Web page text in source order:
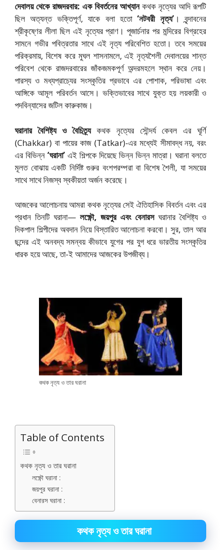
দেবালয় থেকে রাজদরবার: এক বিবর্তনের আখ্যানকথক নৃত্যের আদি রূপটি
ছিল অত্যন্ত ভক্তিপূর্ণ, যাকে বলা হতো‘নটবরী নৃত্য’। বৃন্দাবনের
শ্রীকৃষ্ণের লীলা ছিল এই নৃত্যের প্রাণ। পূজার্চনার পর মন্দিরের বিগ্রহের
সামনে গভীর পবিত্রতার সাথে এই নৃত্য পরিবেশিত হতো। তবে সময়ের
পরিক্রমায়, বিশেষ করে মুঘল শাসনামলে, এই নৃত্যশৈলী দেবালয়ের শান্ত
পরিবেশ থেকে রাজদরবারের জাঁকজমকপূর্ণ অন্দরমহলে স্থান করে নেয়।
পারস্য ও মধ্যপ্রাচ্যের সংস্কৃতির প্রভাবে এর পোশাক, পরিভাষা এবং
আঙ্গিকে আমূল পরিবর্তন আসে। ভক্তিভাবের সাথে যুক্ত হয় লয়কারী ও
পদবিন্যাসের জটিল কারুকাজ।
ঘরানার বৈশিষ্ট্য ও বৈচিত্র্যকথক নৃত্যের সৌন্দর্য কেবল এর ঘূর্ণি
(Chakkar) বা পায়ের কাজ (Tatkar)-এর মধ্যেই সীমাবদ্ধ নয়, বরং
এর বিভিন্ন ‘ঘরানা’এই শিল্পকে দিয়েছে ভিন্ন ভিন্ন মাত্রা। ঘরানা বলতে
মূলত বোঝায় একটি নির্দিষ্ট গুরুর বংশপরম্পরা বা বিশেষ শৈলী, যা সময়ের
সাথে সাথে নিজস্ব স্বকীয়তা অর্জন করেছে।
আজকের আলোচনায় আমরা কথক নৃত্যের সেই ঐতিহাসিক বিবর্তন এবং এর
প্রধান তিনটি ঘরানা— লক্ষ্ণৌ, জয়পুর এবং বেনারসঘরানার বৈশিষ্ট্য ও
দিকপাল শিল্পীদের অবদান নিয়ে বিস্তারিত আলোচনা করবো। সুর, তাল আর
ছন্দের এই অনবদ্য সমন্বয় কীভাবে যুগের পর যুগ ধরে ভারতীয় সংস্কৃতির
ধারক হয়ে আছে, তা-ই আমাদের আজকের উপজীব্য।
কথক নৃত্য ও তার ঘরানা
Table of Contents
কথক নৃত্য ও তার ঘরানা
লক্ষ্ণৌ ঘরানা :
জয়পুর ঘরানা :
বেনারস ঘরানা :
কথক নৃত্য ও তার ঘরানা